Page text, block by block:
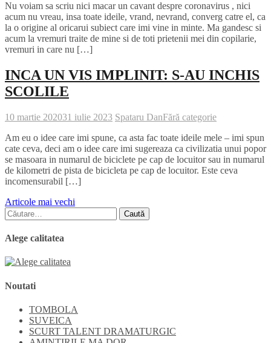
Nu voiam sa scriu nici macar un cavant despre coronavirus , nici
acum nu vreau, insa toate ideile, vrand, nevrand, converg catre el, ca
la o origine al oricarui subiect care imi vine in minte. Ma gandesc si
acum la vremuri traite de mine si de toti prietenii mei din copilarie,
vremuri in care nu […]
INCA UN VIS IMPLINIT: S-AU INCHIS
SCOLILE
10 martie 202031 iulie 2023 Spataru DanFără categorie
Am eu o idee care imi spune, ca asta fac toate ideile mele – imi spun
cate ceva, deci am o idee care imi sugereaza ca civilizatia unui popor
se masoara in numarul de biciclete pe cap de locuitor sau in numarul
de kilometri de pista de bicicleta pe cap de locuitor. Este ceva
incomensurabil […]
Navigare
în
articole
Articole mai vechi
Caută
după:
Alege calitatea
Noutati
TOMBOLA
SUVEICA
SCURT TALENT DRAMATURGIC